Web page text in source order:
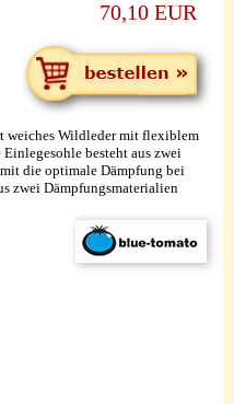
70,10 EUR
weiches Wildleder mit flexiblem
besteht aus zwei
die optimale Dämpfung bei
zwei Dämpfungsmaterialien